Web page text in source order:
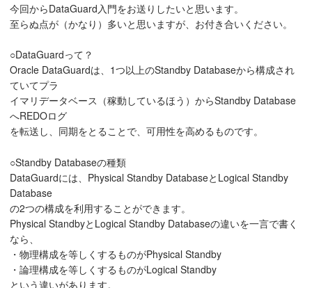
今回からDataGuard入門をお送りしたいと思います。
至らぬ点が（かなり）多いと思いますが、お付き合いください。
○DataGuardって？
Oracle DataGuardは、1つ以上のStandby Databaseから構成され
ていてプラ
イマリデータベース（稼動しているほう）からStandby Database
へREDOログ
を転送し、同期をとることで、可用性を高めるものです。
○Standby Databaseの種類
DataGuardには、Physical Standby DatabaseとLogical Standby
Database
の2つの構成を利用することができます。
Physical StandbyとLogical Standby Databaseの違いを一言で書く
なら、
・物理構成を等しくするものがPhysical Standby
・論理構成を等しくするものがLogical Standby
という違いがあります。